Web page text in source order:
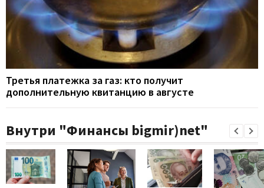
Третья платежка за газ: кто получит
дополнительную квитанцию в августе
Внутри "Финансы bigmir)net"